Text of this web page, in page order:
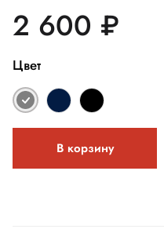
2 600 ₽
Цвет
В корзину